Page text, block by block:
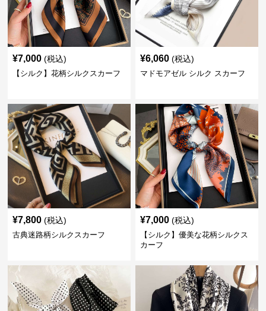
¥7,000 (税込)
【シルク】花柄シルクスカーフ
¥6,060 (税込)
マドモアゼル シルク スカーフ
¥7,800 (税込)
古典迷路柄シルクスカーフ
¥7,000 (税込)
【シルク】優美な花柄シルクス
カーフ